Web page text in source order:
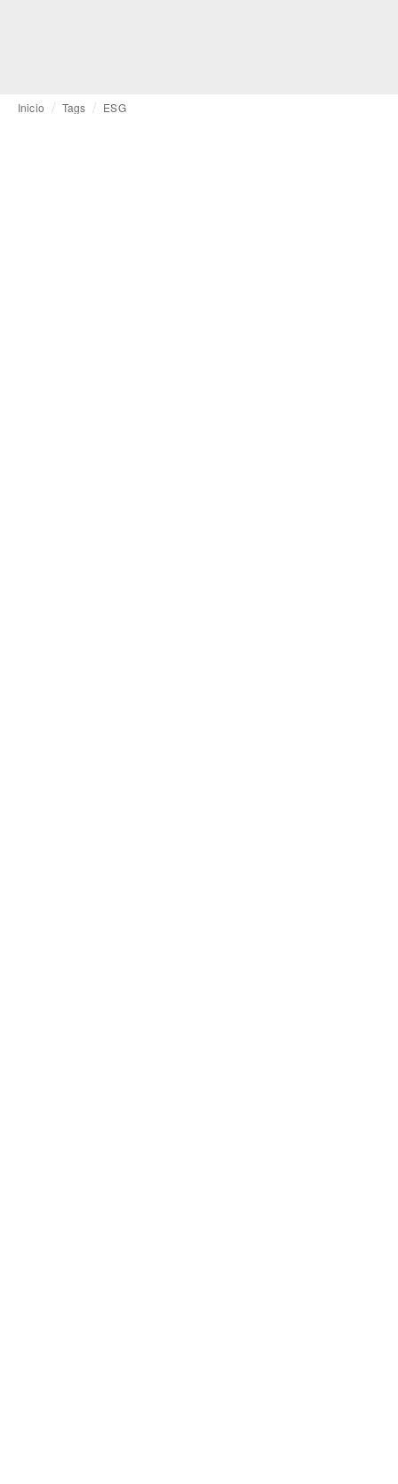
Inicio Tags ESG